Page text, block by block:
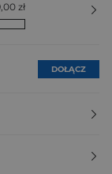
zł
DOŁĄCZ